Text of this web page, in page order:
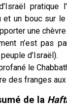
et un bouc sur le
une
n’est pas
d’Israël).
le
des franges
de la